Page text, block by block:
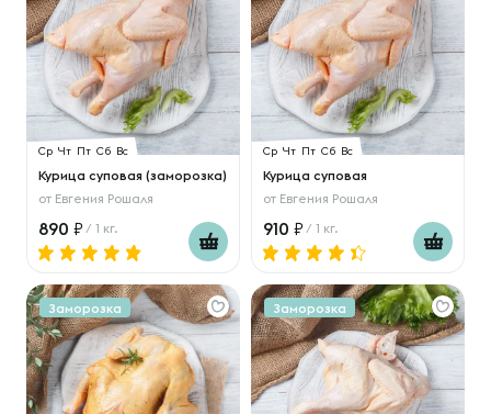
Ср Чт Пт Сб Вс
Курица суповая (заморозка)
от Евгения Рошаля
890 / 1 кг.
Ср Чт Пт Сб Вс
Курица суповая
от Евгения Рошаля
910 / 1 кг.
Заморозка Заморозка